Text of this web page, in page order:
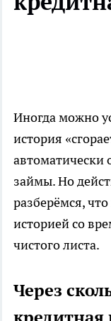
Иногда можно
история
автоматически
займы. Но
разберёмся,
историей со
чистого листа.
Через